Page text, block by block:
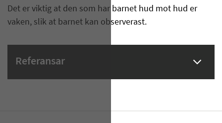
Det er viktig at den som har barnet hud mot hud er
vaken, slik at barnet kan observerast.
Referansar